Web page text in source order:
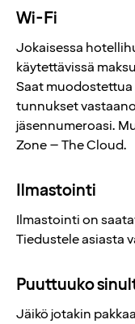
Wi-Fi
Jokaisessa
käytettävissä
Saat
tunnukset
jäsennumeroasi.
Zone – The Cloud.
Ilmastointi
Ilmastointi on
Tiedustele asiasta
Puuttuuko
Jäikö jotakin